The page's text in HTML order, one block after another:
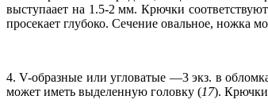
выступаает на 1.5-2 мм. Крючки
просекает глубоко. Сечение овальное, ножка
4. V-образные или угловатые —3 экз. в
может иметь выделенную головку (17). Крючки